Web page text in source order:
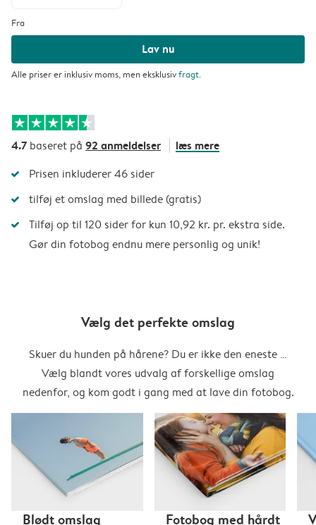
Fra
Lav nu
Alle priser er inklusiv moms, men eksklusivfragt.
4.7 baseret på 92 anmeldelser læs mere
Prisen inkluderer 46 sider
tilføj et omslag med billede (gratis)
Tilføj op til 120 sider for kun 10,92 kr. pr. ekstra side.
Gør din fotobog endnu mere personlig og unik!
Vælg det perfekte omslag
Skuer du hunden på hårene? Du er ikke den eneste …
Vælg blandt vores udvalg af forskellige omslag
nedenfor, og kom godt i gang med at lave din fotobog.
Blødt omslag
Fotobog med hårdt